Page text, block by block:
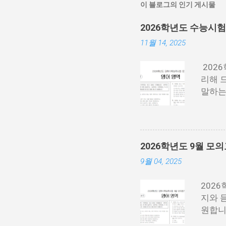
이 블로그의 인기 게시물
2026학년도 수능시
11월 14, 2025
2026
리해
말하
수.pdf
수능
시면
2026학년도 9월 모
9월 04, 2025
2026
지와
원합